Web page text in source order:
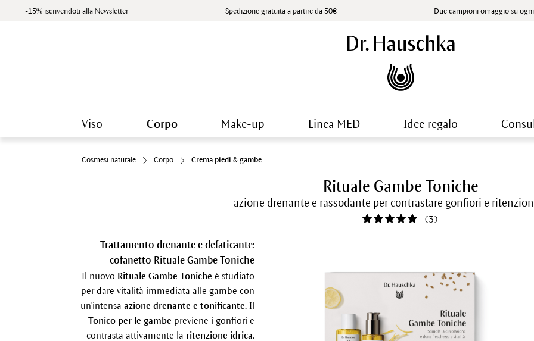
-15% iscrivendoti alla Newsletter Spedizione gratuita a partire da 50€ Due campioni omaggio su
Viso Corpo Make-up Linea MED Idee regalo
Cosmesi naturale Corpo Crema piedi & gambe
Rituale Gambe Toniche
azione drenante e rassodante per contrastare gonfiori e
(3)
Trattamento drenante e defaticante:
cofanetto Rituale Gambe Toniche
Il nuovo Rituale Gambe Toniche è studiato
per dare vitalità immediata alle gambe con
un'intensa azione drenante e tonificante. Il
Tonico per le gambe previene i gonfiori e
contrasta attivamente la ritenzione idrica.